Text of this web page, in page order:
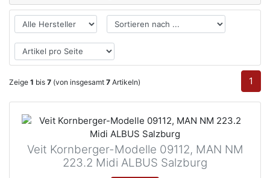
Zeige 1 bis 7 (von insgesamt 7 Artikeln) 1
Veit Kornberger-Modelle 09112, MAN NM
223.2 Midi ALBUS Salzburg